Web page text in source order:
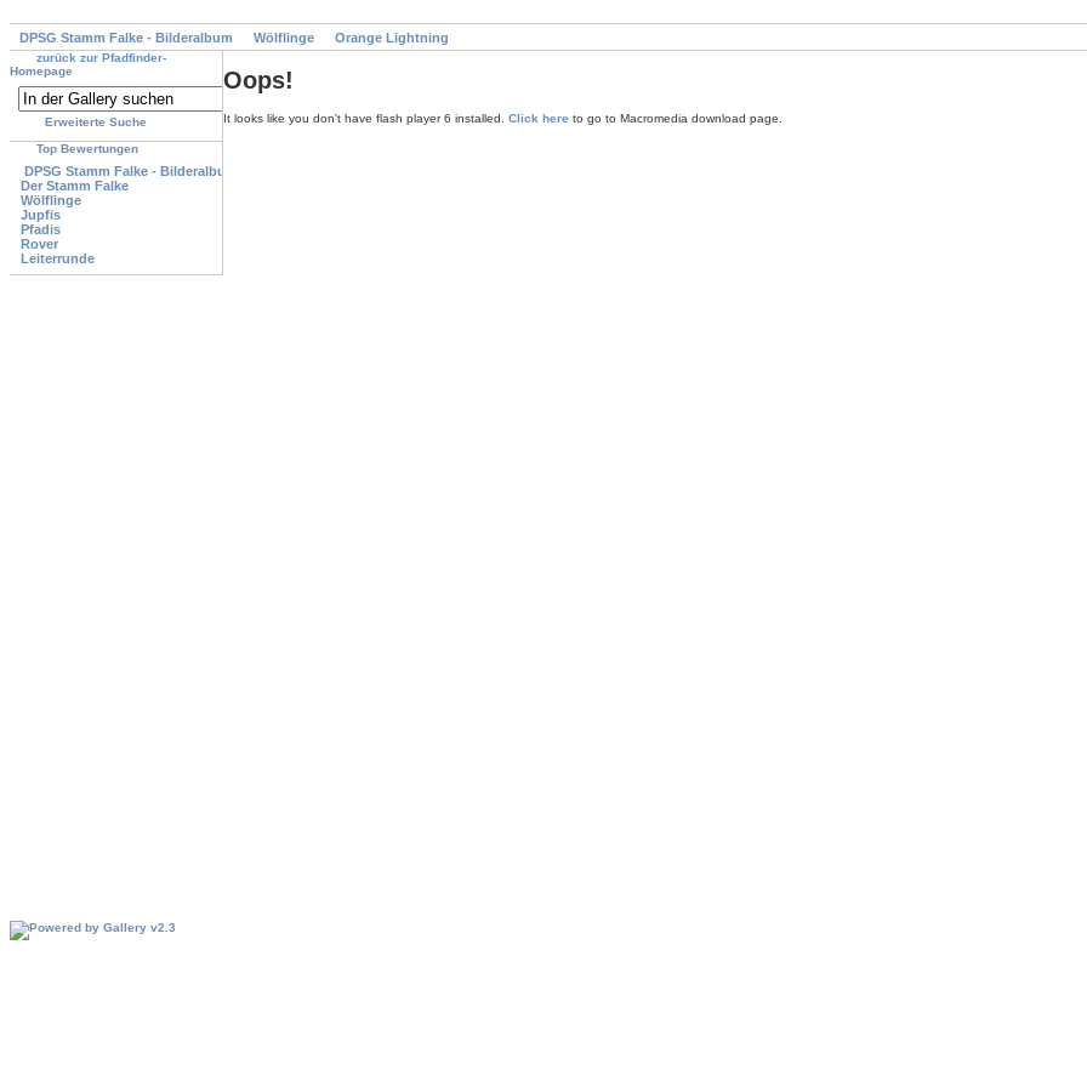
DPSG Stamm Falke - Bilderalbum Wölflinge Orange Lightning
zurück zur Pfadfinder-
Homepage
Erweiterte Suche
Top Bewertungen
DPSG Stamm Falke - Bilderalbum
Der Stamm Falke
Wölflinge
Jupfis
Pfadis
Rover
Leiterrunde
Oops!
It looks like you don't have flash player 6 installed. Click here to go to Macromedia download page.